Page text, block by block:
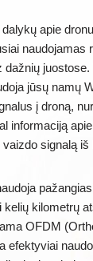
apie
naudojamas
juostose.
jūsų namų
į droną,
informaciją
signalą iš
kelių kilometrų
OFDM
efektyviai